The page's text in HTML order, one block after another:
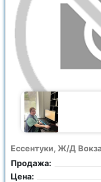
Ессентуки, Ж/Д
Продажа:
Цена: